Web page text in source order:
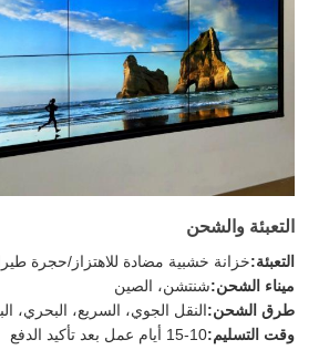
التعبئة والشحن
التعبئة:خزانة خشبية مضادة للاهتزاز/حجرة
ميناء الشحن:شنتشن، الصين
طرق الشحن:النقل الجوي، السريع، البحري،
وقت التسليم:10-15 أيام عمل بعد تأكيد الدفع